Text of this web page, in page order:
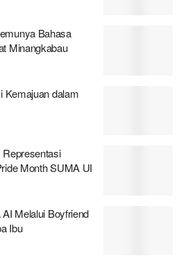
Bahasa
Minangkabau
Kemajuan dalam
Month SUMA UI
Melalui Boyfriend
Ibu